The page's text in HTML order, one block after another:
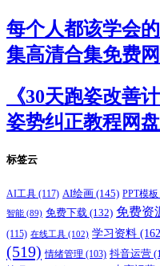
每个人都该学会
集高清合集免费
《30天跑姿改善
姿势纠正教程网
标签云
AI工具 (117) AI绘画 (145) PPT模板
智能 (89) 免费下载 (132) 免费资
(115) 在线工具 (102) 学习资料
(519) 情绪管理 (103) 抖音运营